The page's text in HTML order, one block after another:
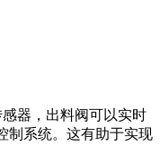
器，出料阀可以实时
制系统。这有助于实现